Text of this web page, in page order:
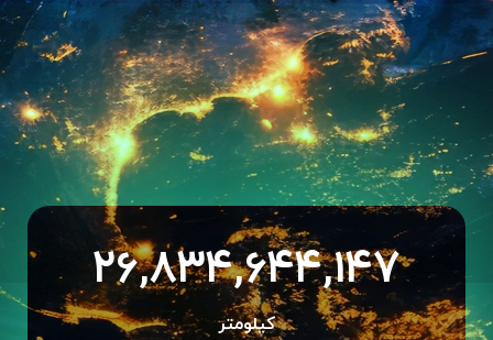
26,834,644,147
کیلومتر